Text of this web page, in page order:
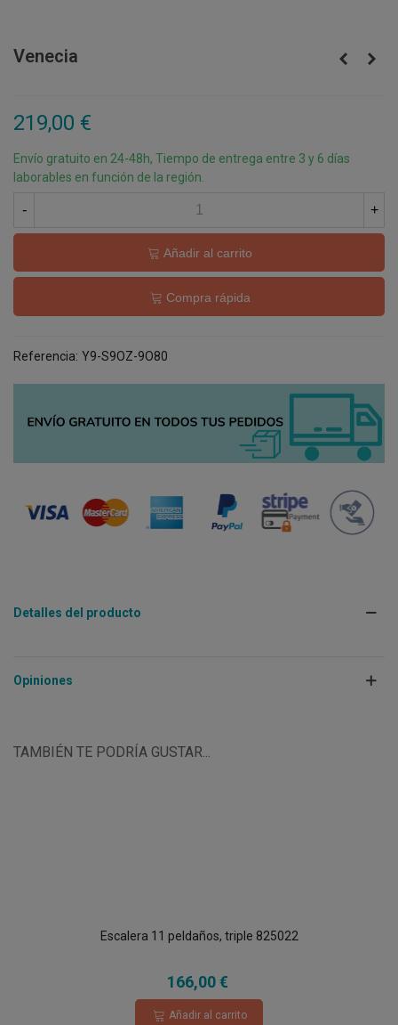
Venecia
219,00 €
Envío gratuito en 24-48h, Tiempo de entrega entre 3 y 6 días
laborables en función de la región.
- +
Añadir al carrito
Compra rápida
Referencia: Y9-S9OZ-9O80
Detalles del producto
Opiniones
TAMBIÉN TE PODRÍA GUSTAR...
Escalera 11 peldaños, triple 825022
166,00 €
Añadir al carrito